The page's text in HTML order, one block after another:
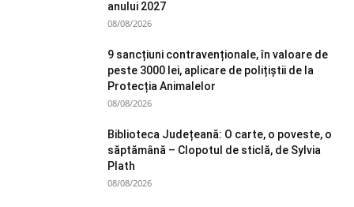
anului 2027
08/08/2026
9 sancțiuni contravenționale, în valoare de
peste 3000 lei, aplicare de polițiștii de la
Protecția Animalelor
08/08/2026
Biblioteca Județeană: O carte, o poveste, o
săptămână – Clopotul de sticlă, de Sylvia
Plath
08/08/2026